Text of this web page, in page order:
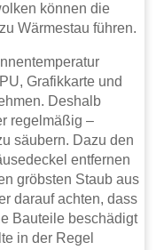
können die
Wärmestau führen.
Grafikkarte und
Deshalb
regelmäßig –
säubern. Dazu den
entfernen
gröbsten Staub aus
darauf achten, dass
Bauteile beschädigt
in der Regel